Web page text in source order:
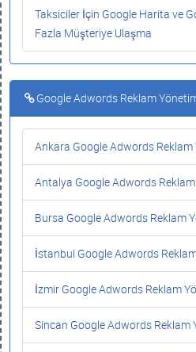
Taksiciler İçin Google Harita ve
Fazla Müşteriye Ulaşma
Google Adwords Reklam
Ankara Google Adwords Reklam
Antalya Google Adwords
Bursa Google Adwords Reklam
İstanbul Google Adwords
İzmir Google Adwords Reklam
Sincan Google Adwords Reklam